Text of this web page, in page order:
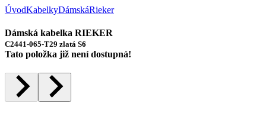
ÚvodKabelkyDámskáRieker
Dámská kabelka RIEKER
C2441-065-T29 zlatá S6
Tato položka již není dostupná!